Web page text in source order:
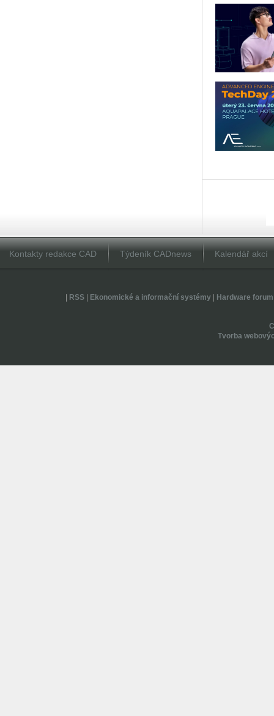
Kontakty redakce CAD Týdeník CADnews Kalendář akcí
RSS| Ekonomické a informační systémy| Hardware forum
Tvorba